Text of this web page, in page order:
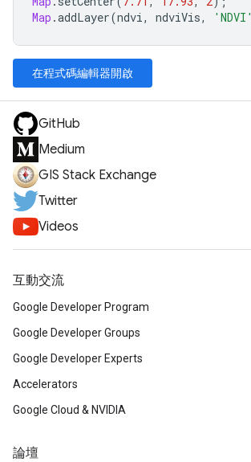
Map .addLayer(ndvi, ndviVis, 'NDVI'
在程式碼編輯器開啟
GitHub
Medium
GIS Stack Exchange
Twitter
Videos
互動交流
Google Developer Program
Google Developer Groups
Google Developer Experts
Accelerators
Google Cloud & NVIDIA
論壇